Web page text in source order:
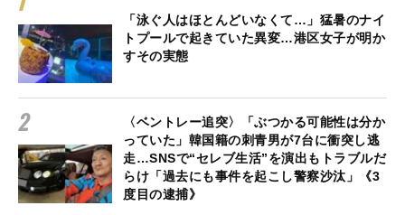
「泳ぐ人はほとんどいなくて…」猛暑のナイ
トプールで起きていた異変…港区女子が明か
すその実態
〈ベントレー追突〉「ぶつかる可能性は分か
っていた」韓国籍の刺青男が7台に衝突し逃
走…SNSで“セレブ生活”を演出もトラブルだ
らけ「過去にも事件を起こし警察沙汰」《3
度目の逮捕》